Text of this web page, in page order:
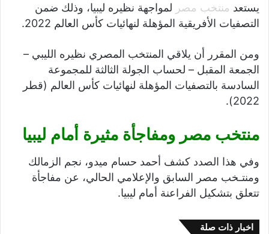
يستعد منتخب مصر لمواجهة نظيره ليبيا، وذلك ضمن
التصفيات الأفريقية المؤهلة لنهائيات كأس العالم 2022.
ومن المقرر أن يلاقي المنتخب المصري نظيره الليبي –
الجمعة المقبل – لحساب الجولة الثالثة للمجموعة
السادسة بالتصفيات المؤهلة لنهائيات كأس العالم (قطر
2022).
منتخب مصر ومفاجأة مثيرة أمام ليبيا
وفي هذا الصدد كشف أحمد حسام ميدو، نجم الزمالك
ومنتـخب مصر السابق والإعلامي الحالي، عن مفاجأة
تتعلق بتشكيل الفراعنة أمام ليبيا.
اخبار ذات صلة